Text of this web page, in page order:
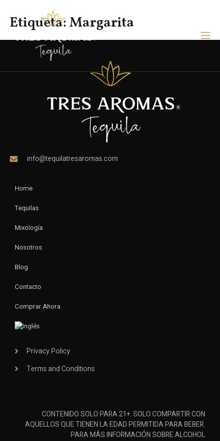
Etiqueta: Margarita
info@tequilatresaromas.com
Home
Tequilas
Mixología
Nosotros
Blog
Contacto
Comprar Ahora
Privacy Policy
Terms and Conditions
CONTENIDO SOLO PARA 21+. SOLO COMPARTIR CON
AQUELLOS QUE TIENEN LA EDAD PERMITIDA PARA BEBER.
PARA MÁS INFORMACIÓN SOBRE ALCOHOL